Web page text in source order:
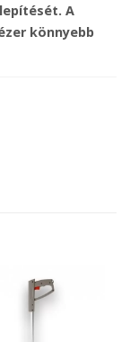
A
könnyebb